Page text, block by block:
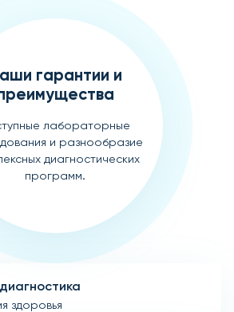
гарантии и
лабораторные
и разнообразие
диагностических
программ.
здоровья